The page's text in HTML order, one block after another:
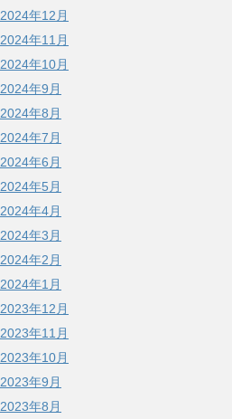
2024年12月
2024年11月
2024年10月
2024年9月
2024年8月
2024年7月
2024年6月
2024年5月
2024年4月
2024年3月
2024年2月
2024年1月
2023年12月
2023年11月
2023年10月
2023年9月
2023年8月